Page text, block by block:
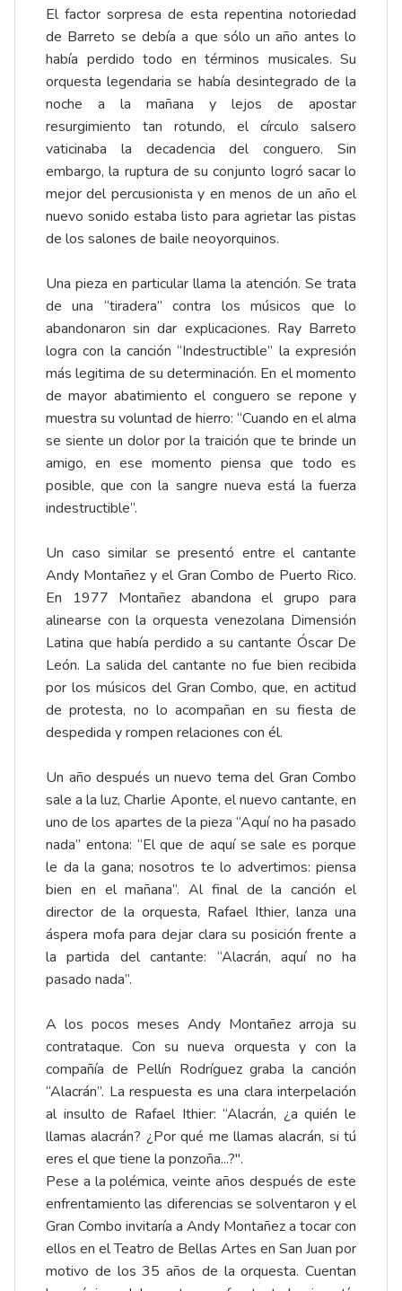
El factor sorpresa de esta repentina notoriedad
de Barreto se debía a que sólo un año antes lo
había perdido todo en términos musicales. Su
orquesta legendaria se había desintegrado de la
noche a la mañana y lejos de apostar
resurgimiento tan rotundo, el círculo salsero
vaticinaba la decadencia del conguero. Sin
embargo, la ruptura de su conjunto logró sacar lo
mejor del percusionista y en menos de un año el
nuevo sonido estaba listo para agrietar las pistas
de los salones de baile neoyorquinos.
Una pieza en particular llama la atención. Se trata
de una “tiradera” contra los músicos que lo
abandonaron sin dar explicaciones. Ray Barreto
logra con la canción “Indestructible” la expresión
más legitima de su determinación. En el momento
de mayor abatimiento el conguero se repone y
muestra su voluntad de hierro: “Cuando en el alma
se siente un dolor por la traición que te brinde un
amigo, en ese momento piensa que todo es
posible, que con la sangre nueva está la fuerza
indestructible”.
Un caso similar se presentó entre el cantante
Andy Montañez y el Gran Combo de Puerto Rico.
En 1977 Montañez abandona el grupo para
alinearse con la orquesta venezolana Dimensión
Latina que había perdido a su cantante Óscar De
León. La salida del cantante no fue bien recibida
por los músicos del Gran Combo, que, en actitud
de protesta, no lo acompañan en su fiesta de
despedida y rompen relaciones con él.
Un año después un nuevo tema del Gran Combo
sale a la luz, Charlie Aponte, el nuevo cantante, en
uno de los apartes de la pieza “Aquí no ha pasado
nada” entona: “El que de aquí se sale es porque
le da la gana; nosotros te lo advertimos: piensa
bien en el mañana”. Al final de la canción el
director de la orquesta, Rafael Ithier, lanza una
áspera mofa para dejar clara su posición frente a
la partida del cantante: “Alacrán, aquí no ha
pasado nada”.
A los pocos meses Andy Montañez arroja su
contrataque. Con su nueva orquesta y con la
compañía de Pellín Rodríguez graba la canción
“Alacrán”. La respuesta es una clara interpelación
al insulto de Rafael Ithier: “Alacrán, ¿a quién le
llamas alacrán? ¿Por qué me llamas alacrán, si tú
eres el que tiene la ponzoña...?".
Pese a la polémica, veinte años después de este
enfrentamiento las diferencias se solventaron y el
Gran Combo invitaría a Andy Montañez a tocar con
ellos en el Teatro de Bellas Artes en San Juan por
motivo de los 35 años de la orquesta. Cuentan